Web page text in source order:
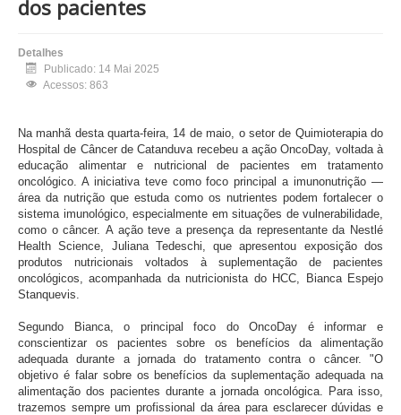
dos pacientes
Detalhes
Publicado: 14 Mai 2025
Acessos: 863
Na manhã desta quarta-feira, 14 de maio, o setor de Quimioterapia do
Hospital de Câncer de Catanduva recebeu a ação OncoDay, voltada à
educação alimentar e nutricional de pacientes em tratamento
oncológico. A iniciativa teve como foco principal a imunonutrição —
área da nutrição que estuda como os nutrientes podem fortalecer o
sistema imunológico, especialmente em situações de vulnerabilidade,
como o câncer. A ação teve a presença da representante da Nestlé
Health Science, Juliana Tedeschi, que apresentou exposição dos
produtos nutricionais voltados à suplementação de pacientes
oncológicos, acompanhada da nutricionista do HCC, Bianca Espejo
Stanquevis.
Segundo Bianca, o principal foco do OncoDay é informar e
conscientizar os pacientes sobre os benefícios da alimentação
adequada durante a jornada do tratamento contra o câncer. "O
objetivo é falar sobre os benefícios da suplementação adequada na
alimentação dos pacientes durante a jornada oncológica. Para isso,
trazemos sempre um profissional da área para esclarecer dúvidas e